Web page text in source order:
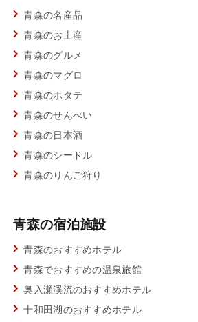
青森の名産品
青森のお土産
青森のグルメ
青森のマグロ
青森のホタテ
青森のせんべい
青森の日本酒
青森のシードル
青森のりんご狩り
青森の宿泊施設
青森のおすすめホテル
青森でおすすめの温泉旅館
奥入瀬渓流のおすすめホテル
十和田湖のおすすめホテル